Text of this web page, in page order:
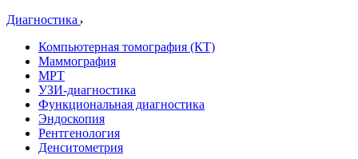
Диагностика
Компьютерная томография (КТ)
Маммография
МРТ
УЗИ-диагностика
Функциональная диагностика
Эндоскопия
Рентгенология
Денситометрия